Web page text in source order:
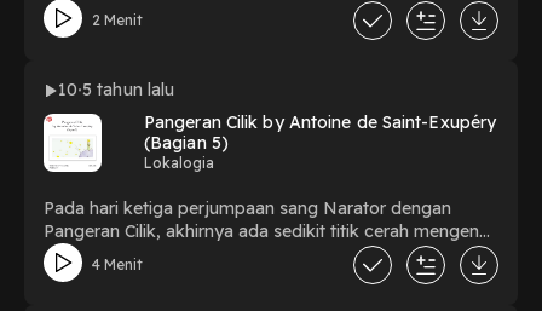
2 Menit
10 5 tahun lalu
Pangeran Cilik by Antoine de Saint-Exupéry
(Bagian 5)
Lokalogia
Pada hari ketiga perjumpaan sang Narator dengan
Pangeran Cilik, akhirnya ada sedikit titik cerah mengenai
bagaimana keadaan tempat asal Pangeran Cilik yang
bisa diketahui oleh sang Narator. Pada bagian ini,
4 Menit